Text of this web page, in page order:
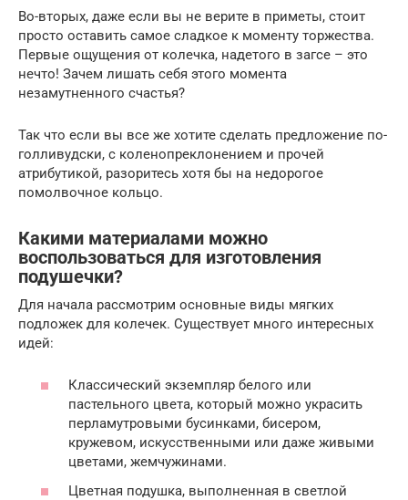
Во-вторых, даже если вы не верите в приметы, стоит
просто оставить самое сладкое к моменту торжества.
Первые ощущения от колечка, надетого в загсе – это
нечто! Зачем лишать себя этого момента
незамутненного счастья?
Так что если вы все же хотите сделать предложение по-
голливудски, с коленопреклонением и прочей
атрибутикой, разоритесь хотя бы на недорогое
помолвочное кольцо.
Какими материалами можно
воспользоваться для изготовления
подушечки?
Для начала рассмотрим основные виды мягких
подложек для колечек. Существует много интересных
идей:
Классический экземпляр белого или
пастельного цвета, который можно украсить
перламутровыми бусинками, бисером,
кружевом, искусственными или даже живыми
цветами, жемчужинами.
Цветная подушка, выполненная в светлой